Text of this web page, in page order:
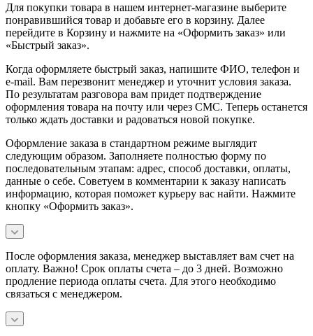
Для покупки товара в нашем интернет-магазине выберите
понравившийся товар и добавьте его в корзину. Далее
перейдите в Корзину и нажмите на «Оформить заказ» или
«Быстрый заказ».
Когда оформляете быстрый заказ, напишите ФИО, телефон и
e-mail. Вам перезвонит менеджер и уточнит условия заказа.
По результатам разговора вам придет подтверждение
оформления товара на почту или через СМС. Теперь останется
только ждать доставки и радоваться новой покупке.
Оформление заказа в стандартном режиме выглядит
следующим образом. Заполняете полностью форму по
последовательным этапам: адрес, способ доставки, оплаты,
данные о себе. Советуем в комментарии к заказу написать
информацию, которая поможет курьеру вас найти. Нажмите
кнопку «Оформить заказ».
После оформления заказа, менеджер выставляет вам счет на
оплату. Важно! Срок оплаты счета – до 3 дней. Возможно
продление периода оплаты счета. Для этого необходимо
связаться с менеджером.